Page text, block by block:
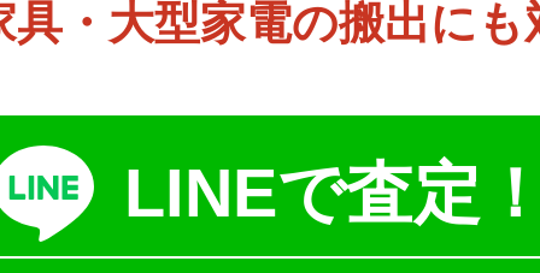
具・大型家電の搬出にも
LINEで査定！